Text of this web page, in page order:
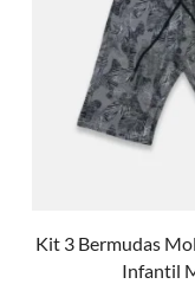
Kit 3 Bermudas
Infantil